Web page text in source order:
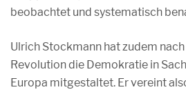
beobachtet und systematisch
Ulrich Stockmann hat zudem
Revolution die Demokratie in
Europa mitgestaltet. Er vereint